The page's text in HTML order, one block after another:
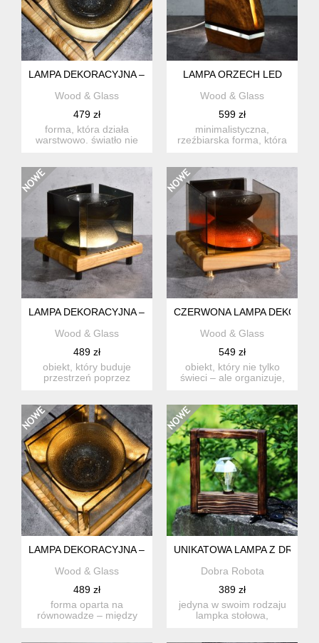
LAMPA DEKORACYJNA – GRA ODBIĆ I ŚWIATŁA
Wood & Glass
479 zł
forma, która działa
warstwowo. światło nie
LAMPA ORZECH LED
Wood & Glass
599 zł
minimalistyczna,
rzeźbiarska forma, która
LAMPA DEKORACYJNA – ŚWIATŁO W WARSTWACH
Wood & Glass
489 zł
obiekt, który buduje
przestrzeń poprzez
CZERWONA LAMPA
Wood & Glass
549 zł
obiekt, który nie tylko
świeci – ale organizuje,
LAMPA DEKORACYJNA – CIEPŁO ŚWIATŁA, GŁĘBIA ODBICIA
Wood & Glass
489 zł
forma oparta na
równowadze – między
UNIKATOWA LAMPA Z
Dobra Robota
389 zł
jedyna w swoim rodzaju
lampka stołowa,